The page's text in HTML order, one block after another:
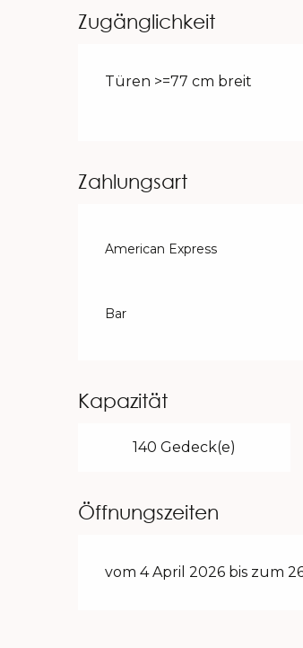
Zugänglichkeit
Türen >=77 cm breit
Zahlungsart
American Express
Bar
Kapazität
140 Gedeck(e)
Öffnungszeiten
vom 4 April 2026 bis zum